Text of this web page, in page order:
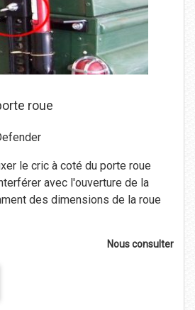
roue
le cric à coté du porte roue
avec l'ouverture de la
des dimensions de la roue
Nous consulter